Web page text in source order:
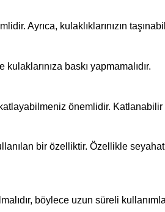
Ayrıca, kulaklıklarınızın
kulaklarınıza baskı yapmamalıdır.
önemlidir. Katlanabilir
bir özelliktir. Özellikle
böylece uzun süreli